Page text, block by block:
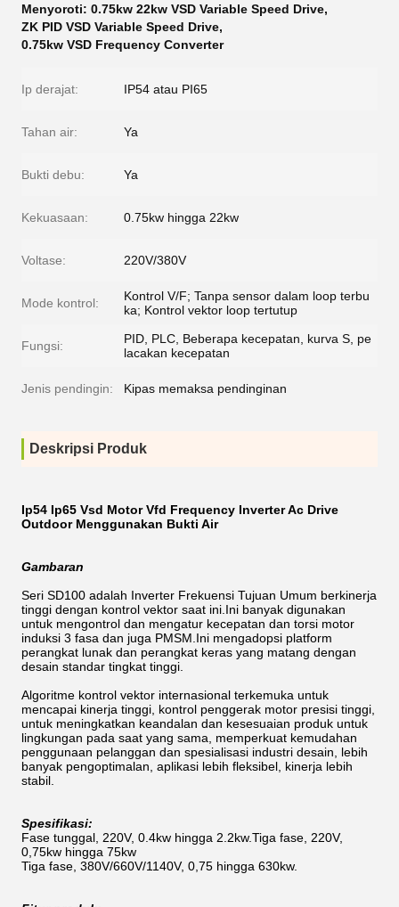
Menyoroti: 0.75kw 22kw VSD Variable Speed ​​Drive,
ZK PID VSD Variable Speed ​​Drive,
0.75kw VSD Frequency Converter
Ip derajat: IP54 atau PI65
Tahan air: Ya
Bukti debu: Ya
Kekuasaan: 0.75kw hingga 22kw
Voltase: 220V/380V
Mode kontrol:
Kontrol V/F; Tanpa sensor dalam loop terbu
ka; Kontrol vektor loop tertutup
Fungsi:
PID, PLC, Beberapa kecepatan, kurva S, pe
lacakan kecepatan
Jenis pendingin: Kipas memaksa pendinginan
Deskripsi Produk
Ip54 Ip65 Vsd Motor Vfd Frequency Inverter Ac Drive
Outdoor Menggunakan Bukti Air
Gambaran
Seri SD100 adalah Inverter Frekuensi Tujuan Umum berkinerja
tinggi dengan kontrol vektor saat ini.Ini banyak digunakan
untuk mengontrol dan mengatur kecepatan dan torsi motor
induksi 3 fasa dan juga PMSM.Ini mengadopsi platform
perangkat lunak dan perangkat keras yang matang dengan
desain standar tingkat tinggi.
Algoritme kontrol vektor internasional terkemuka untuk
mencapai kinerja tinggi, kontrol penggerak motor presisi tinggi,
untuk meningkatkan keandalan dan kesesuaian produk untuk
lingkungan pada saat yang sama, memperkuat kemudahan
penggunaan pelanggan dan spesialisasi industri desain, lebih
banyak pengoptimalan, aplikasi lebih fleksibel, kinerja lebih
stabil.
Spesifikasi:
Fase tunggal, 220V, 0.4kw hingga 2.2kw.Tiga fase, 220V,
0,75kw hingga 75kw
Tiga fase, 380V/660V/1140V, 0,75 hingga 630kw.